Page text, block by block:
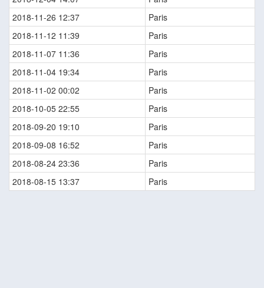
2018-11-26 12:37
Paris
2018-11-12 11:39
Paris
2018-11-07 11:36
Paris
2018-11-04 19:34
Paris
2018-11-02 00:02
Paris
2018-10-05 22:55
Paris
2018-09-20 19:10
Paris
2018-09-08 16:52
Paris
2018-08-24 23:36
Paris
2018-08-15 13:37
Paris